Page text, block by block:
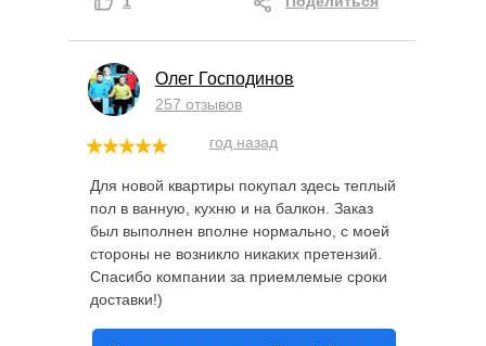
Олег Господинов
257 отзывов
год назад
Для новой квартиры покупал здесь теплый
пол в ванную, кухню и на балкон. Заказ
был выполнен вполне нормально, с моей
стороны не возникло никаких претензий.
Спасибо компании за приемлемые сроки
доставки!)